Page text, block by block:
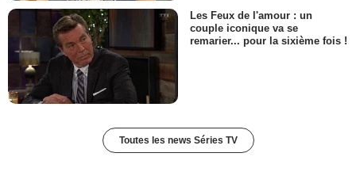
Les Feux de l'amour : un
couple iconique va se
remarier... pour la sixième fois !
Toutes les news Séries TV